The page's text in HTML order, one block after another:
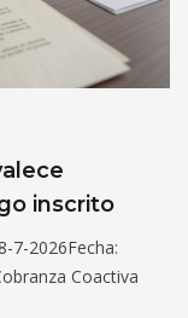
inscrito
7-2026Fecha:
Coactiva